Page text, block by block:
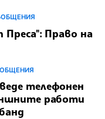
Преса": Право на
телефонен
работи